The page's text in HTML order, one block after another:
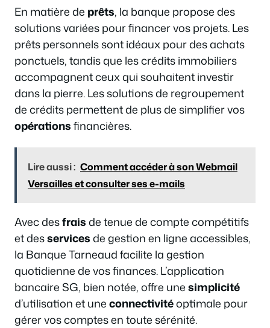
En matière de prêts, la banque propose des
solutions variées pour financer vos projets. Les
prêts personnels sont idéaux pour des achats
ponctuels, tandis que les crédits immobiliers
accompagnent ceux qui souhaitent investir
dans la pierre. Les solutions de regroupement
de crédits permettent de plus de simplifier vos
opérationsfinancières.
Lire aussi : Comment accéder à son Webmail
Versailles et consulter ses e-mails
Avec desfraisde tenue de compte compétitifs
et desservicesde gestion en ligne accessibles,
la Banque Tarneaud facilite la gestion
quotidienne de vos finances. L’application
bancaire SG, bien notée, offre unesimplicité
d’utilisation et uneconnectivitéoptimale pour
gérer vos comptes en toute sérénité.